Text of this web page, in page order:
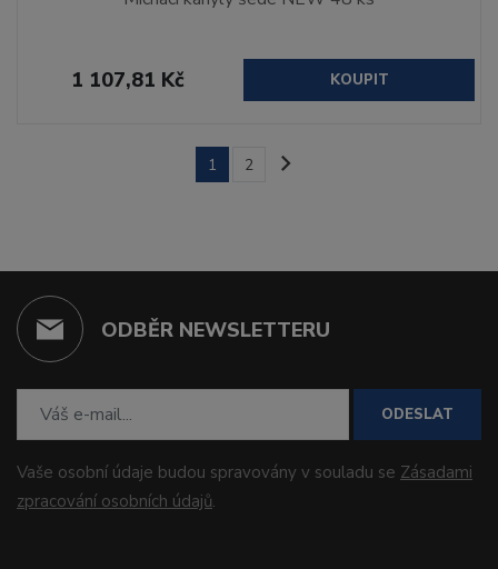
1 107,81 Kč KOUPIT
1 2
ODBĚR NEWSLETTERU
ODESLAT
Vaše osobní údaje budou spravovány v souladu se Zásadami
zpracování osobních údajů.